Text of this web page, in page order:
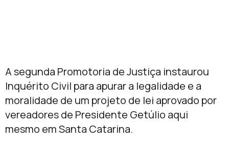
A segunda Promotoria de Justiça instaurou
Inquérito Civil para apurar a legalidade e a
moralidade de um projeto de lei aprovado por
vereadores de Presidente Getúlio aqui
mesmo em Santa Catarina.